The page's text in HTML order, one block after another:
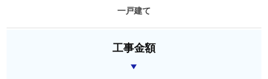
一戸建て
工事金額